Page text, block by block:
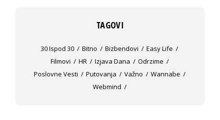
TAGOVI
30 Ispod 30 Bitno Bizbendovi
Easy Life
Filmovi
HR Izjava Dana
Odrzime
Poslovne Vesti
Putovanja Važno
Wannabe
Webmind